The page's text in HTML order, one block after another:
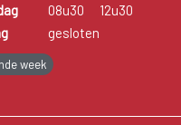
08u30
12u30
gesloten
week